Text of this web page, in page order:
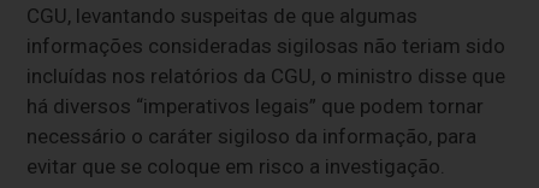
CGU, levantando suspeitas de que algumas
informações consideradas sigilosas não teriam sido
incluídas nos relatórios da CGU, o ministro disse que
há diversos “imperativos legais” que podem tornar
necessário o caráter sigiloso da informação, para
evitar que se coloque em risco a investigação.